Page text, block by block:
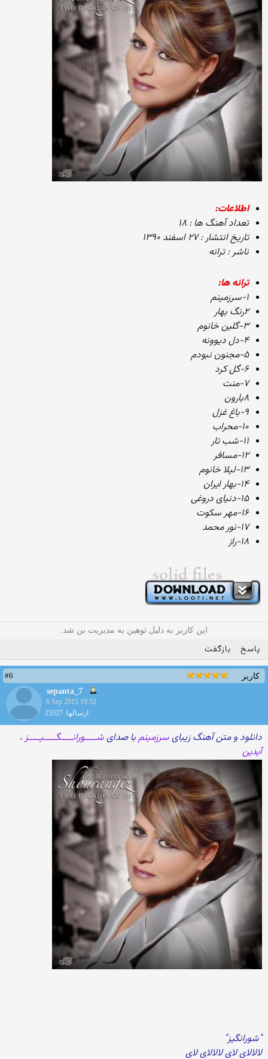
اطلاعات:
تعداد آهنگ ها : ۱۸
تاریخ انتشار : ۲۷ اسفند ۱۳۹۰
ناشر : ترانه
ترانه ها:
۱-سرزمینم
۲رنگ بهار
۳-گلین خانوم
۴-دل دیوونه
۵-مجنون نبودم
۶-گل کرد
۷-منت
۸بارون
۹-باغ غزل
۱۰-محراب
۱۱-شب تار
۱۲-مسافر
۱۳-لیلا خانوم
۱۴-بهار ایران
۱۵-دنیای دروغی
۱۶-مهر سکوت
۱۷-نور محمد
۱۸-راز
این کاربر به دلیل توهین به مدیریت بن شد.
پاسخ بازگفت
کاربر
#6
sepanta_7
6 Sep 2015 19:32
ارسالها: 23327
دانلود و متن آهنگ زیبایسرزمینمبا صدایشـــــورانـــــگـــــیـــــز ،
آیدین
"شورانگیز"
لالالای لای لالالای لای